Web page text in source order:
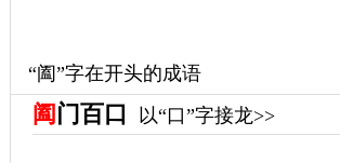
“阖”字在开头的成语
阖 门百口 以“口”字接龙>>